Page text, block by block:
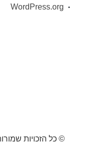
WordPress.org
© כל הזכויות